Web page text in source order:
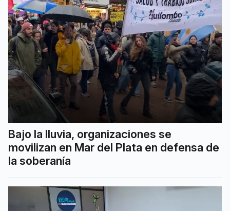
Bajo la lluvia, organizaciones se
movilizan en Mar del Plata en defensa de
la soberanía